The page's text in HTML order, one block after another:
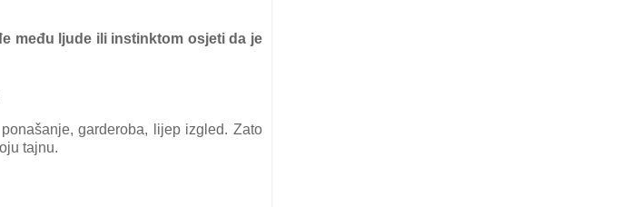
među ljude ili instinktom osjeti da je
garderoba, lijep izgled. Zato
tajnu.